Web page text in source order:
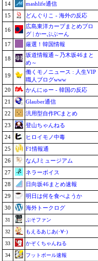
14
mashlife通信
15
どんぐりこ - 海外の反応
16
広島東洋カープまとめブロ
グ | かーぷぶーん
17
厳選！韓国情報
18
坂道情報通～乃木坂46まと
め～
19
働くモノニュース : 人生VIP
職人ブログwww
20
かんにゅー - 韓国の反応
21
Glauber通信
22
汎用型自作PCまとめ
23
登山ちゃんねる
24
ヒロイモノ中毒
25
F1情報通
26
なんJミュージアム
27
ネラーボイス
28
日向坂46まとめ速報
29
明日は何を食べようか
30
海外トークログ
31 ぷそファン
32 もえるあじあ(･∀･)
33 かぞくちゃんねる
34 フットボール速報